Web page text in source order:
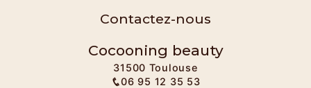
Contactez-nous
Cocooning beauty
31500 Toulouse
06 95 12 35 53